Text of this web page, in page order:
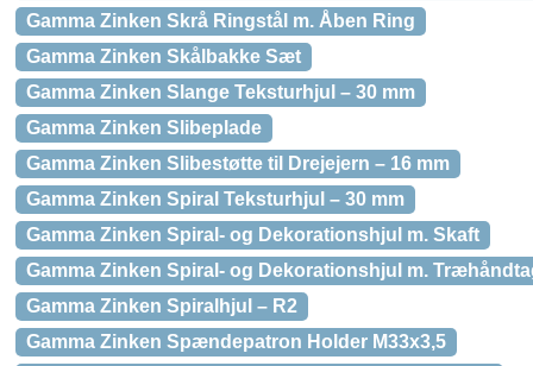
Gamma Zinken Skrå Ringstål m. Åben Ring
Gamma Zinken Skålbakke Sæt
Gamma Zinken Slange Teksturhjul – 30 mm
Gamma Zinken Slibeplade
Gamma Zinken Slibestøtte til Drejejern – 16 mm
Gamma Zinken Spiral Teksturhjul – 30 mm
Gamma Zinken Spiral- og Dekorationshjul m. Skaft
Gamma Zinken Spiral- og Dekorationshjul m.
Gamma Zinken Spiralhjul – R2
Gamma Zinken Spændepatron Holder M33x3,5